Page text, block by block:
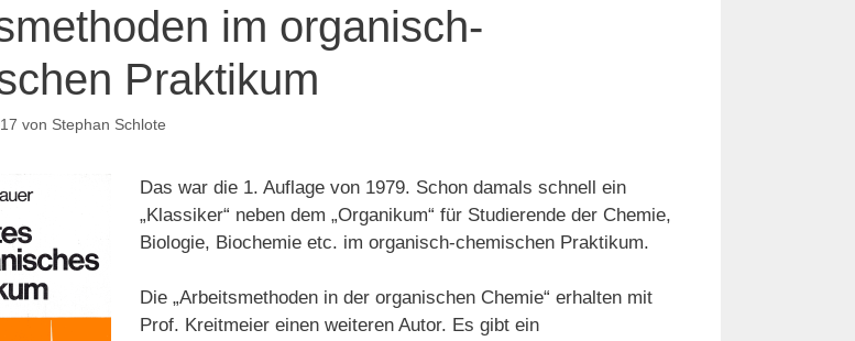
im organisch-
Praktikum
von Stephan Schlote
Das war die 1. Auflage von 1979. Schon damals schnell ein
„Klassiker“ neben dem „Organikum“ für Studierende der Chemie,
Biologie, Biochemie etc. im organisch-chemischen Praktikum.
Die „Arbeitsmethoden in der organischen Chemie“ erhalten mit
Prof. Kreitmeier einen weiteren Autor. Es gibt ein